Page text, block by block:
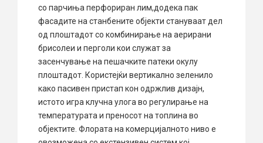
со парчиња перфориран лим,додека пак
фасадите на станбените објекти стануваат дел
од плоштадот со комбинирање на аерирани
брисолеи и перголи кои служат за
засенчување на пешачките патеки окулу
плоштадот. Користејќи вертикално зеленило
како пасивен пристап кон одржлив дизајн,
истото игра клучна улога во регулирање на
температурата и преносот на топлина во
објектите. Флората на комерцијалното ниво е